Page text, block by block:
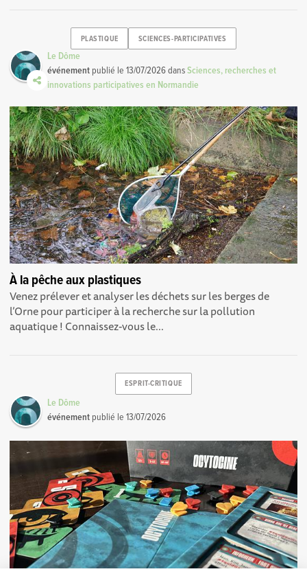
PLASTIQUE SCIENCES-PARTICIPATIVES
Le Dôme
événement publié le13/07/2026dansSciences, recherches et
innovations participatives en Normandie
À la pêche aux plastiques
Venez prélever et analyser les déchets sur les berges de
l’Orne pour participer à la recherche sur la pollution
aquatique ! Connaissez-vous le...
ESPRIT-CRITIQUE
Le Dôme
événement publié le13/07/2026